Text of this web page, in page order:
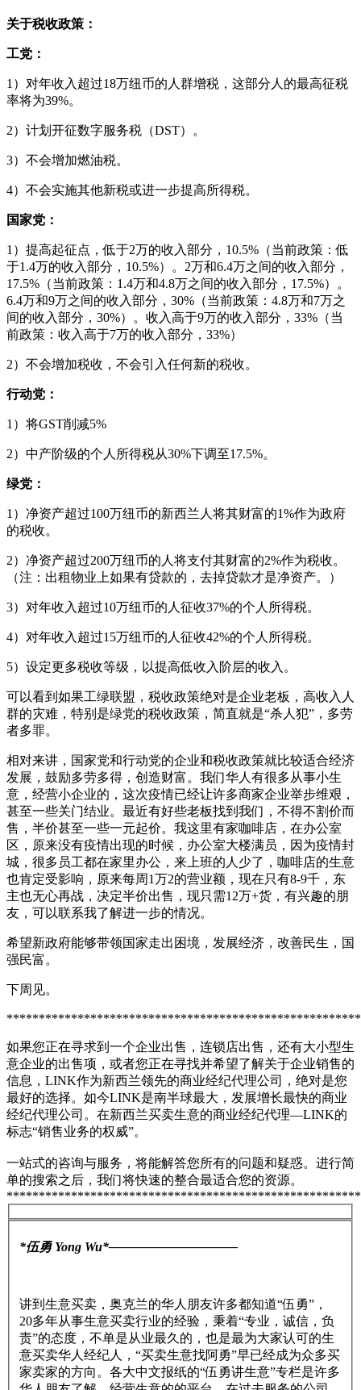
关于税收政策：
工党：
1）对年收入超过18万纽币的人群增税，这部分人的最高征税
率将为39%。
2）计划开征数字服务税（DST）。
3）不会增加燃油税。
4）不会实施其他新税或进一步提高所得税。
国家党：
1）提高起征点，低于2万的收入部分，10.5%（当前政策：低
于1.4万的收入部分，10.5%）。2万和6.4万之间的收入部分，
17.5%（当前政策：1.4万和4.8万之间的收入部分，17.5%）。
6.4万和9万之间的收入部分，30%（当前政策：4.8万和7万之
间的收入部分，30%）。收入高于9万的收入部分，33%（当
前政策：收入高于7万的收入部分，33%）
2）不会增加税收，不会引入任何新的税收。
行动党：
1）将GST削减5%
2）中产阶级的个人所得税从30%下调至17.5%。
绿党：
1）净资产超过100万纽币的新西兰人将其财富的1%作为政府
的税收。
2）净资产超过200万纽币的人将支付其财富的2%作为税收。
（注：出租物业上如果有贷款的，去掉贷款才是净资产。）
3）对年收入超过10万纽币的人征收37%的个人所得税。
4）对年收入超过15万纽币的人征收42%的个人所得税。
5）设定更多税收等级，以提高低收入阶层的收入。
可以看到如果工绿联盟，税收政策绝对是企业老板，高收入人
群的灾难，特别是绿党的税收政策，简直就是“杀人犯”，多劳
者多罪。
相对来讲，国家党和行动党的企业和税收政策就比较适合经济
发展，鼓励多劳多得，创造财富。 我们华人有很多从事小生
意，经营小企业的，这次疫情已经让许多商家企业举步维艰，
甚至一些关门结业。最近有好些老板找到我们，不得不割价而
售，半价甚至一些一元起价。我这里有家咖啡店，在办公室
区，原来没有疫情出现的时候，办公室大楼满员，因为疫情封
城，很多员工都在家里办公，来上班的人少了，咖啡店的生意
也肯定受影响，原来每周1万2的营业额，现在只有8-9千，东
主也无心再战，决定半价出售，现只需12万+货，有兴趣的朋
友，可以联系我了解进一步的情况。
希望新政府能够带领国家走出困境，发展经济，改善民生，国
强民富。
下周见。
如果您正在寻求到一个企业出售，连锁店出售，还有大小型生
意企业的出售项，或者您正在寻找并希望了解关于企业销售的
信息，LINK作为新西兰领先的商业经纪代理公司，绝对是您
最好的选择。如今LINK是南半球最大，发展增长最快的商业
经纪代理公司。在新西兰买卖生意的商业经纪代理—LINK的
标志“销售业务的权威”。
一站式的咨询与服务，将能解答您所有的问题和疑惑。进行简
单的搜索之后，我们将快速的整合最适合您的资源。
*伍勇 Yong Wu*——————————
讲到生意买卖，奥克兰的华人朋友许多都知道“伍勇”，
20多年从事生意买卖行业的经验，秉着“专业，诚信，负
责”的态度，不单是从业最久的，也是最为大家认可的生
意买卖华人经纪人，“买卖生意找阿勇”早已经成为众多买
家卖家的方向。各大中文报纸的“伍勇讲生意”专栏是许多